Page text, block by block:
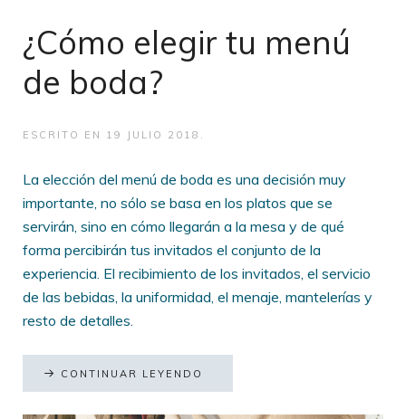
¿Cómo elegir tu menú
de boda?
ESCRITO EN 19 JULIO 2018 .
La elección del menú de boda es una decisión muy
importante, no sólo se basa en los platos que se
servirán, sino en cómo llegarán a la mesa y de qué
forma percibirán tus invitados el conjunto de la
experiencia. El recibimiento de los invitados, el servicio
de las bebidas, la uniformidad, el menaje, mantelerías y
resto de detalles.
CONTINUAR LEYENDO